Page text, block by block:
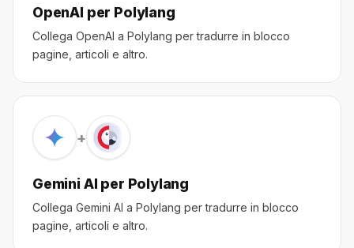
OpenAI per Polylang
Collega OpenAI a Polylang per tradurre in blocco
pagine, articoli e altro.
+
Gemini AI per Polylang
Collega Gemini AI a Polylang per tradurre in blocco
pagine, articoli e altro.